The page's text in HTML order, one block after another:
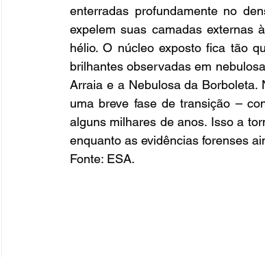
enterradas profundamente no
expelem suas camadas externas
hélio. O núcleo exposto fica tão
brilhantes observadas em
Arraia e a Nebulosa da Borboleta.
uma breve fase de transição –
alguns milhares de anos. Isso a
enquanto as evidências forenses
Fonte: ESA.